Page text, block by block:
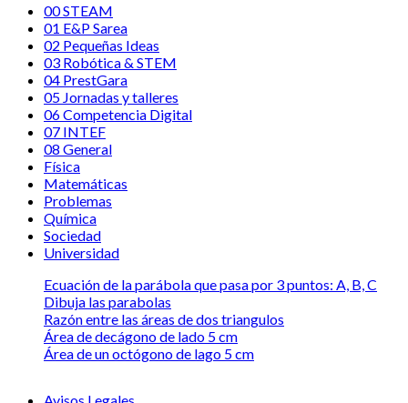
00 STEAM
01 E&P Sarea
02 Pequeñas Ideas
03 Robótica & STEM
04 PrestGara
05 Jornadas y talleres
06 Competencia Digital
07 INTEF
08 General
Física
Matemáticas
Problemas
Química
Sociedad
Universidad
Ecuación de la parábola que pasa por 3 puntos: A, B, C
Dibuja las parabolas
Razón entre las áreas de dos triangulos
Área de decágono de lado 5 cm
Área de un octógono de lago 5 cm
Avisos Legales